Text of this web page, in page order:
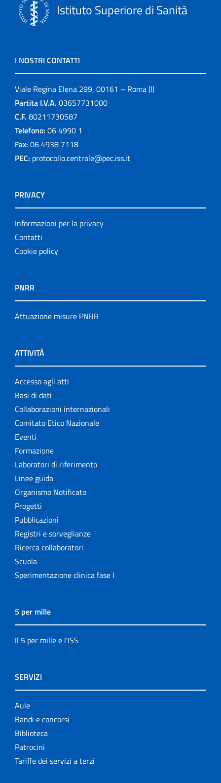
Istituto Superiore di Sanità
I NOSTRI CONTATTI
Viale Regina Elena 299, 00161 – Roma (I)
Partita I.V.A. 03657731000
C.F. 80211730587
Telefono: 06 4990 1
Fax: 06 4938 7118
PEC: protocollo.centrale@pec.iss.it
PRIVACY
Informazioni per la privacy
Contatti
Cookie policy
PNRR
Attuazione misure PNRR
ATTIVITÀ
Accesso agli atti
Basi di dati
Collaborazioni internazionali
Comitato Etico Nazionale
Eventi
Formazione
Laboratori di riferimento
Linee guida
Organismo Notificato
Progetti
Pubblicazioni
Registri e sorveglianze
Ricerca collaboratori
Scuola
Sperimentazione clinica fase I
5 per mille
Il 5 per mille e l'ISS
SERVIZI
Aule
Bandi e concorsi
Biblioteca
Patrocini
Tariffe dei servizi a terzi